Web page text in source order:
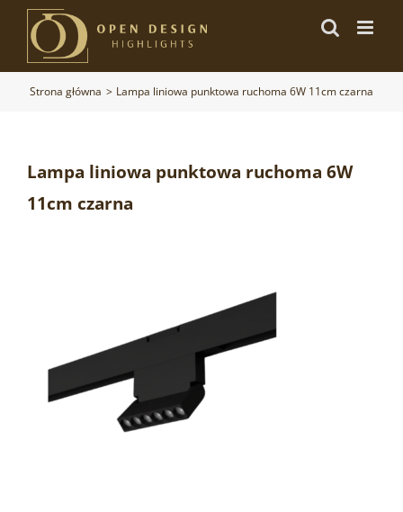
Przejdź
zawartości
Strona główna Lampa liniowa punktowa ruchoma 6W 11cm czarna
Lampa liniowa punktowa ruchoma 6W
11cm czarna